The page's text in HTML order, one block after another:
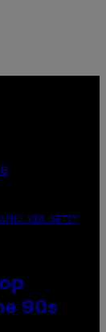
VIA GETTY
90s